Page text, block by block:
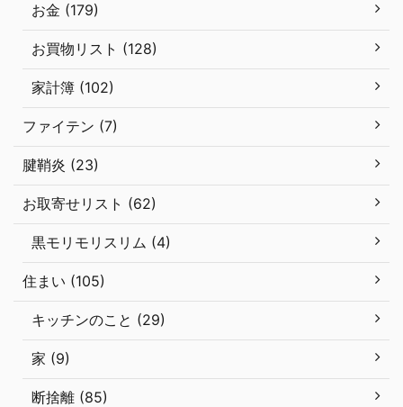
お金 (179)
お買物リスト (128)
家計簿 (102)
ファイテン (7)
腱鞘炎 (23)
お取寄せリスト (62)
黒モリモリスリム (4)
住まい (105)
キッチンのこと (29)
家 (9)
断捨離 (85)